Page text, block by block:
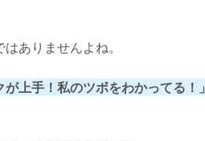
ありませんよね。
が上手！私のツボをわかってる！」